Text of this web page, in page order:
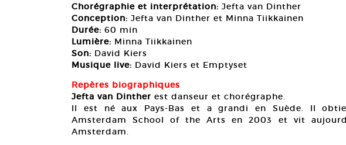
Chorégraphie et interprétation: Jefta van Dinther
Conception: Jefta van Dinther et Minna Tiikkainen
Durée: 60 min
Lumière: Minna Tiikkainen
Son: David Kiers
Musique live: David Kiers et Emptyset
Repères biographiques
Jefta van Dinther est danseur et chorégraphe.
Il est né aux Pays-Bas et a grandi en Suède. Il
Amsterdam School of the Arts en 2003 et vit
Amsterdam.